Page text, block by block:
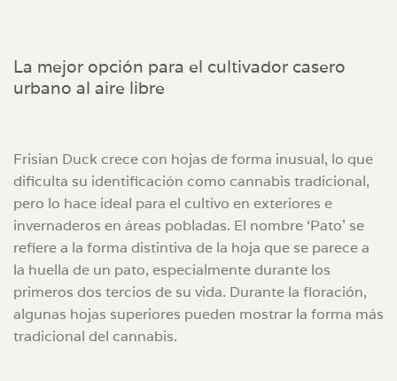
La mejor opción para el cultivador casero
urbano al aire libre
Frisian Duck crece con hojas de forma inusual, lo que
dificulta su identificación como cannabis tradicional,
pero lo hace ideal para el cultivo en exteriores e
invernaderos en áreas pobladas. El nombre ‘Pato’ se
refiere a la forma distintiva de la hoja que se parece a
la huella de un pato, especialmente durante los
primeros dos tercios de su vida. Durante la floración,
algunas hojas superiores pueden mostrar la forma más
tradicional del cannabis.